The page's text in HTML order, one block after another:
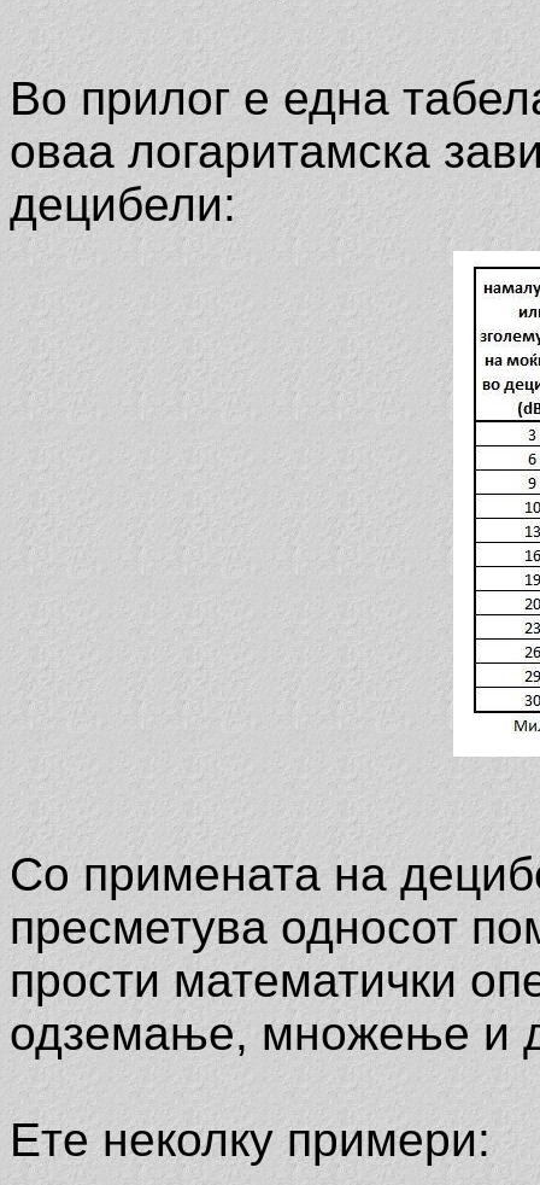
Во прилог е една
оваа логаритамска
децибели:
Со примената на
пресметува односот
прости математички
одземање, множење и
Ете неколку примери: